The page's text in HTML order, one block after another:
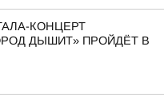
КОНЦЕРТ
ДЫШИТ» ПРОЙДЁТ В